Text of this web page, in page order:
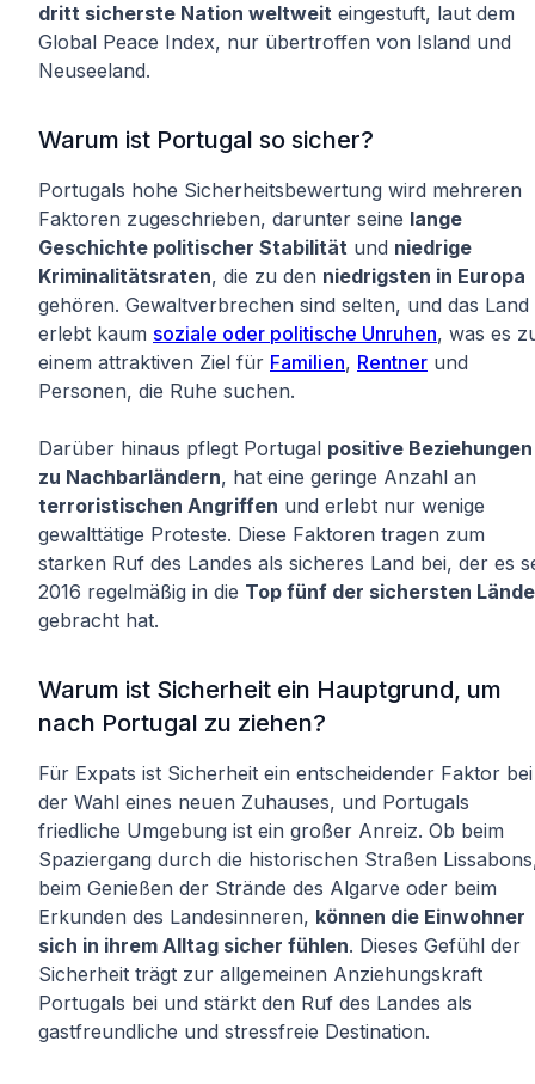
dritt sicherste Nation weltweit eingestuft, laut dem
Global Peace Index, nur übertroffen von Island und
Neuseeland.
Warum ist Portugal so sicher?
Portugals hohe Sicherheitsbewertung wird mehreren
Faktoren zugeschrieben, darunter seine lange
Geschichte politischer Stabilität und niedrige
Kriminalitätsraten, die zu den niedrigsten in Europa
gehören. Gewaltverbrechen sind selten, und das Land
erlebt kaum soziale oder politische Unruhen, was es
einem attraktiven Ziel für Familien, Rentner und
Personen, die Ruhe suchen.
Darüber hinaus pflegt Portugal positive Beziehungen
zu Nachbarländern, hat eine geringe Anzahl an
terroristischen Angriffen und erlebt nur wenige
gewalttätige Proteste. Diese Faktoren tragen zum
starken Ruf des Landes als sicheres Land bei, der es
2016 regelmäßig in die Top fünf der sichersten
gebracht hat.
Warum ist Sicherheit ein Hauptgrund, um
nach Portugal zu ziehen?
Für Expats ist Sicherheit ein entscheidender Faktor bei
der Wahl eines neuen Zuhauses, und Portugals
friedliche Umgebung ist ein großer Anreiz. Ob beim
Spaziergang durch die historischen Straßen
beim Genießen der Strände des Algarve oder beim
Erkunden des Landesinneren, können die Einwohner
sich in ihrem Alltag sicher fühlen. Dieses Gefühl der
Sicherheit trägt zur allgemeinen Anziehungskraft
Portugals bei und stärkt den Ruf des Landes als
gastfreundliche und stressfreie Destination.